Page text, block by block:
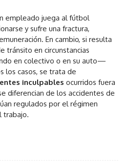
empleado juega al fútbol
y sufre una fractura,
En cambio, si resulta
tránsito en circunstancias
en colectivo o en su auto—
los casos, se trata de
inculpables ocurridos fuera
diferencian de los accidentes de
regulados por el régimen
trabajo.